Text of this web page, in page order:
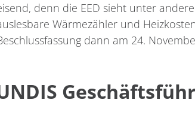
denn die EED sieht unter
Wärmezähler und
dann am 24.